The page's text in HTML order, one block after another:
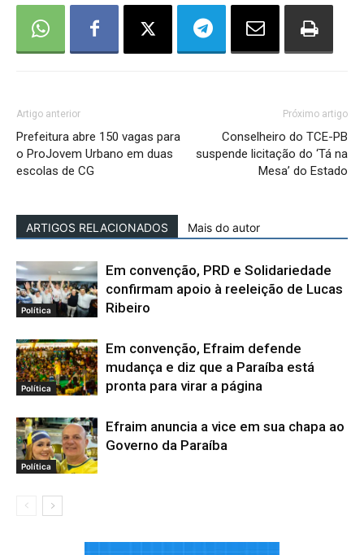
Artigo anterior
Prefeitura abre 150 vagas para
o ProJovem Urbano em duas
escolas de CG
Próximo artigo
Conselheiro do TCE-PB
suspende licitação do ‘Tá na
Mesa’ do Estado
ARTIGOS RELACIONADOS Mais do autor
Política
Em convenção, PRD e Solidariedade
confirmam apoio à reeleição de Lucas
Ribeiro
Política
Em convenção, Efraim defende
mudança e diz que a Paraíba está
pronta para virar a página
Política
Efraim anuncia a vice em sua chapa ao
Governo da Paraíba